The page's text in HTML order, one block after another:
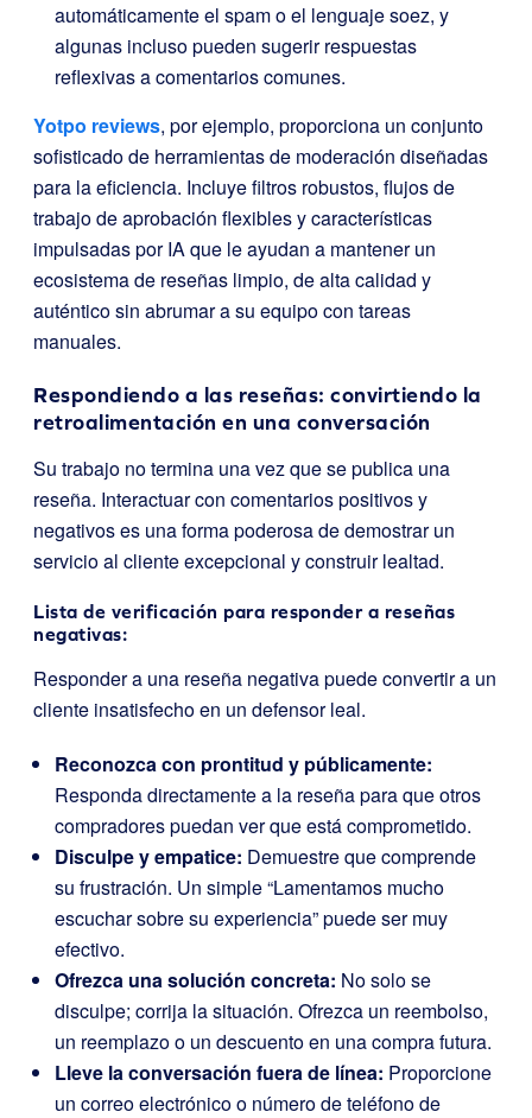
automáticamente el spam o el lenguaje soez, y
algunas incluso pueden sugerir respuestas
reflexivas a comentarios comunes.
Yotpo reviews, por ejemplo, proporciona un conjunto
sofisticado de herramientas de moderación diseñadas
para la eficiencia. Incluye filtros robustos, flujos de
trabajo de aprobación flexibles y características
impulsadas por IA que le ayudan a mantener un
ecosistema de reseñas limpio, de alta calidad y
auténtico sin abrumar a su equipo con tareas
manuales.
Respondiendo a las reseñas: convirtiendo la
retroalimentación en una conversación
Su trabajo no termina una vez que se publica una
reseña. Interactuar con comentarios positivos y
negativos es una forma poderosa de demostrar un
servicio al cliente excepcional y construir lealtad.
Lista de verificación para responder a reseñas
negativas:
Responder a una reseña negativa puede convertir a un
cliente insatisfecho en un defensor leal.
Reconozca con prontitud y públicamente:
Responda directamente a la reseña para que otros
compradores puedan ver que está comprometido.
Disculpe y empatice: Demuestre que comprende
su frustración. Un simple “Lamentamos mucho
escuchar sobre su experiencia” puede ser muy
efectivo.
Ofrezca una solución concreta: No solo se
disculpe; corrija la situación. Ofrezca un reembolso,
un reemplazo o un descuento en una compra futura.
Lleve la conversación fuera de línea: Proporcione
un correo electrónico o número de teléfono de